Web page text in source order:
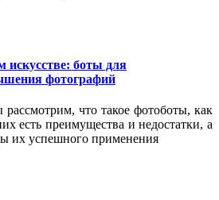
боты для
фотографий
что такое фотоботы, как
есть преимущества и недостатки, а
их успешного применения